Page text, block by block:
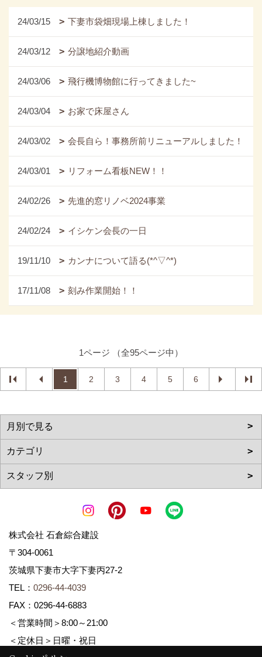
24/03/15 下妻市袋畑現場上棟しました！
24/03/12 分譲地紹介動画
24/03/06 飛行機博物館に行ってきました~
24/03/04 お家で床屋さん
24/03/02 会長自ら！事務所前リニューアルしました！
24/03/01 リフォーム看板NEW！！
24/02/26 先進的窓リノベ2024事業
24/02/24 イシケン会長の一日
19/11/10 カンナについて語る(*^▽^*)
17/11/08 刻み作業開始！！
1ページ （全95ページ中）
1 2 3 4 5 6
株式会社 石倉綜合建設
〒304-0061
茨城県下妻市大字下妻丙27-2
TEL： 0296-44-4039
FAX：0296-44-6883
＜営業時間＞8:00～21:00
＜定休日＞日曜・祝日